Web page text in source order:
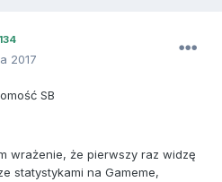
134
2017
SB
wrażenie, że pierwszy raz widzę
statystykami na Gameme,